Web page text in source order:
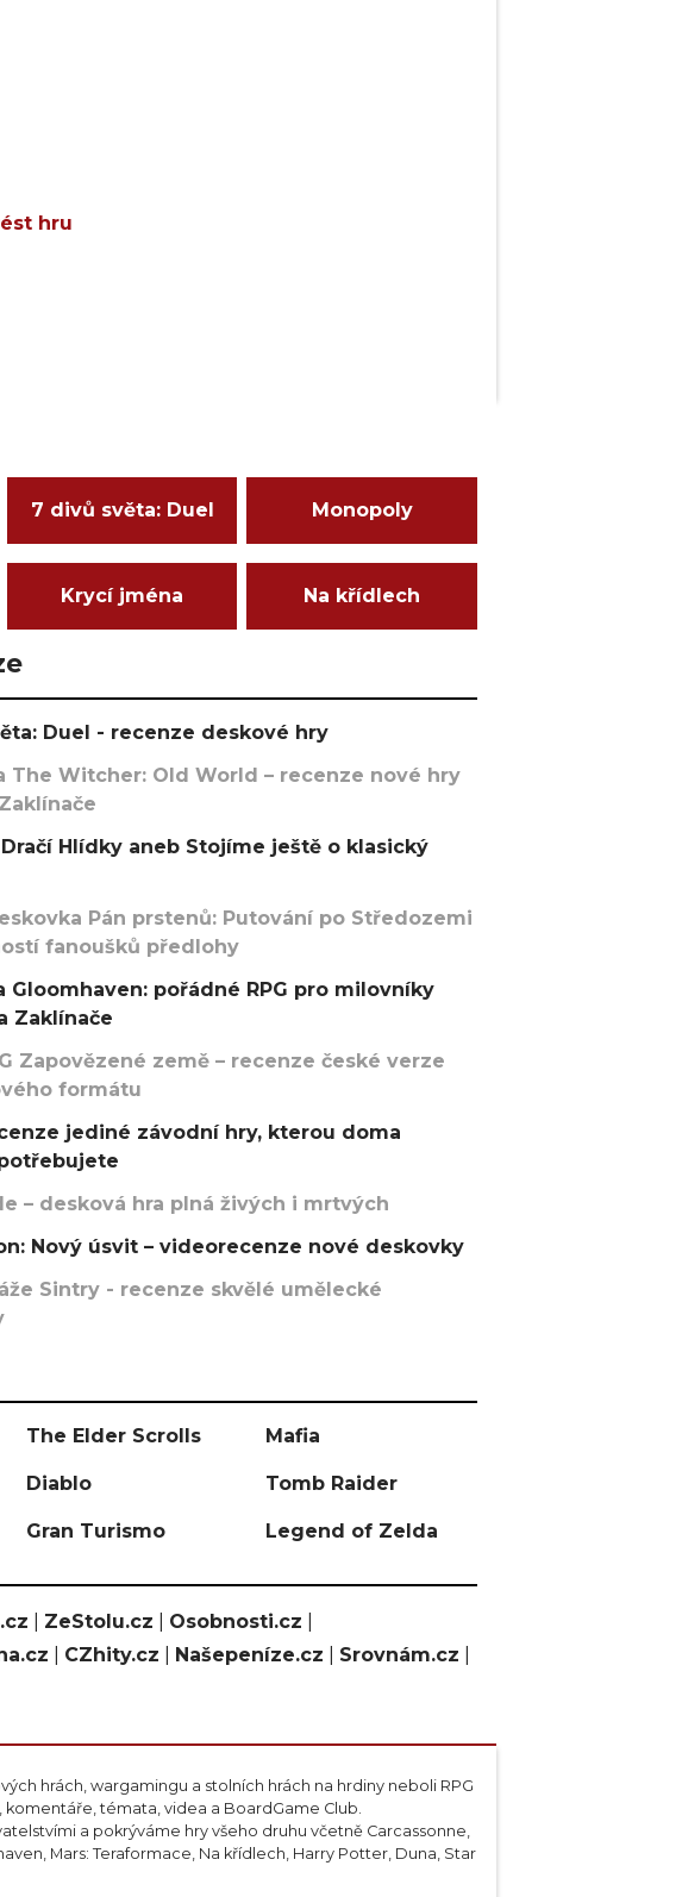
hru
7 divů světa: Duel Monopoly
Krycí jména Na křídlech
Duel - recenze deskové hry
The Witcher: Old World – recenze nové hry
Hlídky aneb Stojíme ještě o klasický
Pán prstenů: Putování po Středozemi
fanoušků předlohy
Gloomhaven: pořádné RPG pro milovníky
Zaklínače
Zapovězené země – recenze české verze
formátu
jediné závodní hry, kterou doma
– desková hra plná živých i mrtvých
Nový úsvit – videorecenze nové deskovky
Sintry - recenze skvělé umělecké
The Elder Scrolls Mafia
Diablo Tomb Raider
Gran Turismo Legend of Zelda
ZeStolu.cz Osobnosti.cz
CZhity.cz Našepeníze.cz Srovnám.cz
hrách, wargamingu a stolních hrách na hrdiny neboli RPG
komentáře, témata, videa a BoardGame Club.
a pokrýváme hry všeho druhu včetně Carcassonne,
Mars: Teraformace, Na křídlech, Harry Potter, Duna, Star